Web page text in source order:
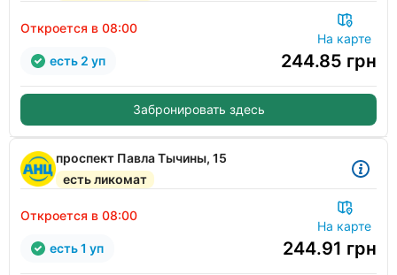
Откроется в 08:00
На карте
244.85 грн
есть 2 уп
Забронировать здесь
проспект Павла Тычины, 15
есть ликомат
Откроется в 08:00
На карте
244.91 грн
есть 1 уп